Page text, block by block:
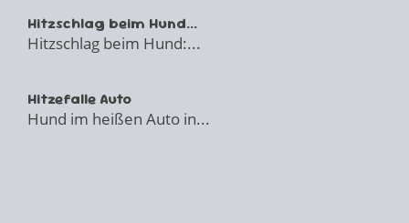
Hitzschlag beim Hund...
Hitzschlag beim Hund:...
Hitzefalle Auto
Hund im heißen Auto in...